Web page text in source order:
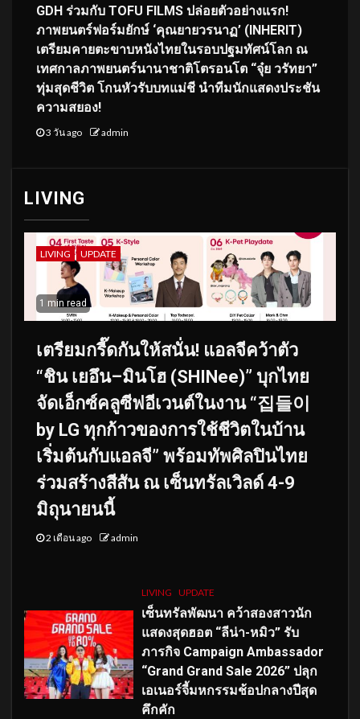
GDH ร่วมกับ TOFU FILMS ปล่อยตัวอย่างแรก!
ภาพยนตร์ฟอร์มยักษ์ ‘คุณยายวรนาฏ’ (INHERIT)
เตรียมคายตะขาบหนังไทยในรอบปฐมทัศน์โลก ณ
เทศกาลภาพยนตร์นานาชาติโตรอนโต “จุ๋ย วรัทยา”
ทุ่มสุดชีวิต โกนหัวรับบทแม่ชี นำทีมนักแสดงประชัน
ความสยอง!
3 วัน ago admin
LIVING
LIVING UPDATE
1 min read
เตรียมกรี๊ดกันให้สนั่น! แอลจีคว้าตัว
“ชิน เยอึน–มินโฮ (SHINee)” บุกไทย
จัดเอ็กซ์คลูซีฟอีเวนต์ในงาน “집들이
by LG ทุกก้าวของการใช้ชีวิตในบ้าน
เริ่มต้นกับแอลจี” พร้อมทัพศิลปินไทย
ร่วมสร้างสีสัน ณ เซ็นทรัลเวิลด์ 4-9
มิถุนายนนี้
2 เดือน ago admin
LIVING UPDATE
เซ็นทรัลพัฒนา คว้าสองสาวนัก
แสดงสุดฮอต “ลีน่า-หมิว” รับ
ภารกิจ Campaign Ambassador
“Grand Grand Sale 2026” ปลุก
เอเนอร์จี้มหกรรมช้อปกลางปีสุด
คึกคัก